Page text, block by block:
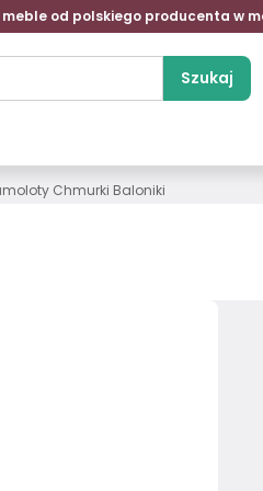
meble od polskiego producenta w
Szukaj
Chmurki Baloniki